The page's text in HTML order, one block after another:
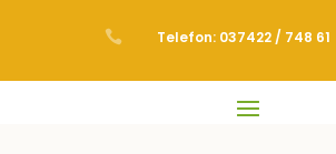
 Telefon: 037422 / 748 61